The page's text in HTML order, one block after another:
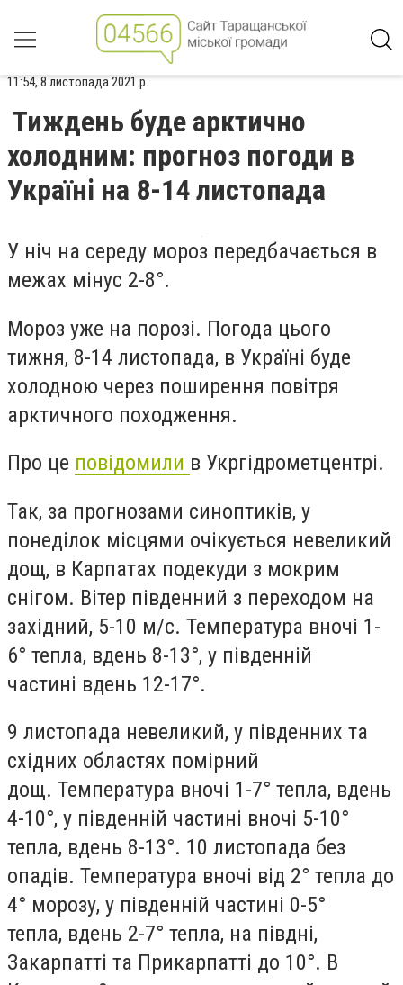
11:54, 8 листопада 2021 р.
Тиждень буде арктично
холодним: прогноз погоди в
Україні на 8-14 листопада
У ніч на середу мороз передбачається в
межах мінус 2-8°.
Мороз уже на порозі. Погода цього
тижня, 8-14 листопада, в Україні буде
холодною через поширення повітря
арктичного походження.
Про це повідомили в Укргідрометцентрі.
Так, за прогнозами синоптиків, у
понеділок місцями очікується невеликий
дощ, в Карпатах подекуди з мокрим
снігом. Вітер південний з переходом на
західний, 5-10 м/с. Температура вночі 1-
6° тепла, вдень 8-13°, у південній
частині вдень 12-17°.
9 листопада невеликий, у південних та
східних областях помірний
дощ. Температура вночі 1-7° тепла, вдень
4-10°, у південній частині вночі 5-10°
тепла, вдень 8-13°. 10 листопада без
опадів. Температура вночі від 2° тепла до
4° морозу, у південній частині 0-5°
тепла, вдень 2-7° тепла, на півдні,
Закарпатті та Прикарпатті до 10°. В